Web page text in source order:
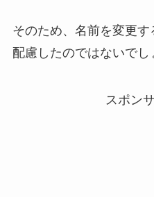
そのため、名前を変更
配慮したのではないでし
スポン